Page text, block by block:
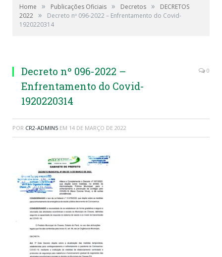
Home » Publicações Oficiais » Decretos »
DECRETOS
2022 »
Decreto nº 096-2022 – Enfrentamento do Covid-
1920220314
Decreto nº 096-2022 –
Enfrentamento do Covid-
1920220314
0
POR CR2-ADMIN5 EM 14 DE MARÇO DE 2022